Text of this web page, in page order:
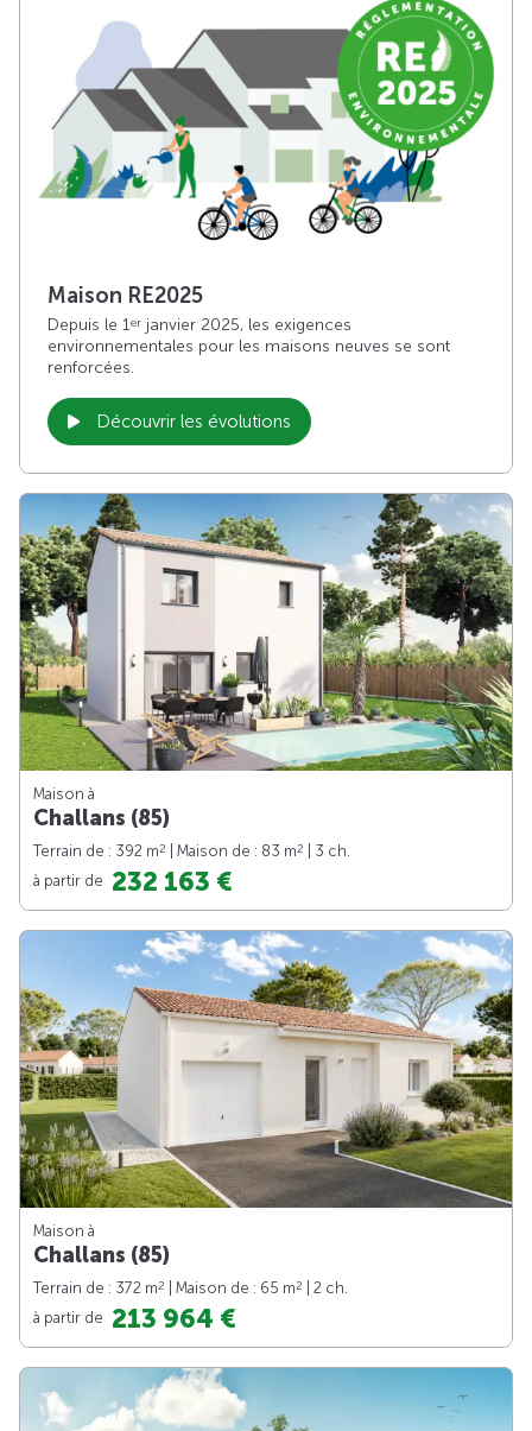
Maison RE2025
Depuis le 1er janvier 2025, les exigences
environnementales pour les maisons neuves se sont
renforcées.
Découvrir les évolutions
Maison à
Challans (85)
Terrain de : 392 m2 | Maison de : 83 m2
| 3 ch.
à partir de 232 163 €
Maison à
Challans (85)
Terrain de : 372 m2 | Maison de : 65 m2
| 2 ch.
à partir de 213 964 €